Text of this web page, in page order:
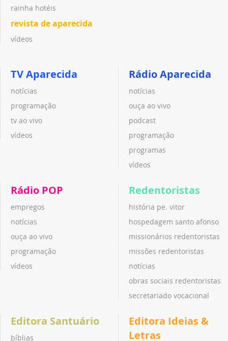
rainha hotéis
revista de aparecida
vídeos
TV Aparecida
notícias
programação
tv ao vivo
vídeos
Rádio Aparecida
notícias
ouça ao vivo
podcast
programação
programas
vídeos
Rádio POP
empregos
notícias
ouça ao vivo
programação
vídeos
Redentoristas
história pe. vitor
hospedagem santo afonso
missionários redentoristas
missões redentoristas
notícias
obras sociais redentoristas
secretariado vocacional
Editora Santuário
bíblias
Editora Ideias &
Letras